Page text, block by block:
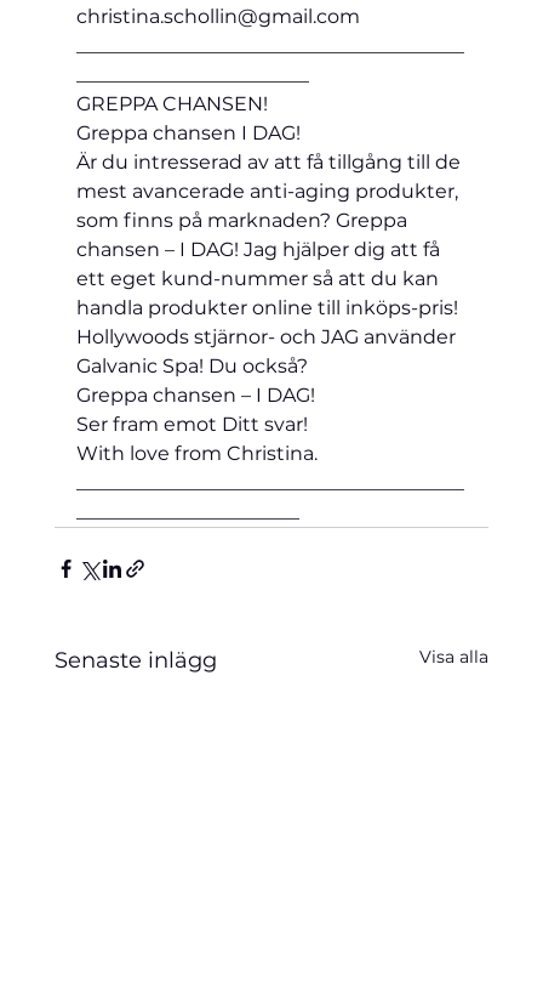
christina.schollin@gmail.com
GREPPA CHANSEN!
Greppa chansen I DAG!
Är du intresserad av att få tillgång till de
mest avancerade anti-aging produkter,
som finns på marknaden? Greppa
chansen – I DAG! Jag hjälper dig att få
ett eget kund-nummer så att du kan
handla produkter online till inköps-pris!
Hollywoods stjärnor- och JAG använder
Galvanic Spa! Du också?
Greppa chansen – I DAG!
Ser fram emot Ditt svar!
With love from Christina.
Senaste inlägg Visa alla